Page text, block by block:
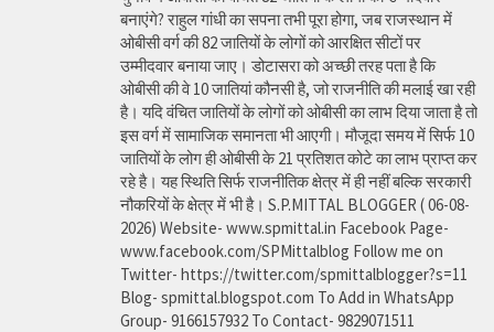
बनाएंगे? राहुल गांधी का सपना तभी पूरा होगा, जब राजस्थान में
ओबीसी वर्ग की 82 जातियों के लोगों को आरक्षित सीटों पर
उम्मीदवार बनाया जाए। डोटासरा को अच्छी तरह पता है कि
ओबीसी की वे 10 जातियां कौनसी है, जो राजनीति की मलाई खा रही
है। यदि वंचित जातियों के लोगों को ओबीसी का लाभ दिया जाता है तो
इस वर्ग में सामाजिक समानता भी आएगी। मौजूदा समय में सिर्फ 10
जातियों के लोग ही ओबीसी के 21 प्रतिशत कोटे का लाभ प्राप्त कर
रहे है। यह स्थिति सिर्फ राजनीतिक क्षेत्र में ही नहीं बल्कि सरकारी
नौकरियों के क्षेत्र में भी है। S.P.MITTAL BLOGGER ( 06-08-
2026) Website- www.spmittal.in Facebook Page-
www.facebook.com/SPMittalblog Follow me on
Twitter- https://twitter.com/spmittalblogger?s=11
Blog- spmittal.blogspot.com To Add in WhatsApp
Group- 9166157932 To Contact- 9829071511